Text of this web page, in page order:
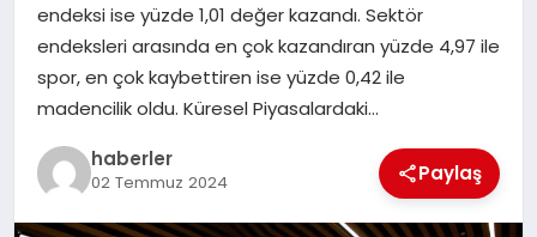
MAGAZIN
EĞITIM
endeksi ise yüzde 1,01 değer kazandı. Sektör
endeksleri arasında en çok kazandıran yüzde 4,97 ile
spor, en çok kaybettiren ise yüzde 0,42 ile
madencilik oldu. Küresel Piyasalardaki…
haberler
02 Temmuz 2024 Paylaş